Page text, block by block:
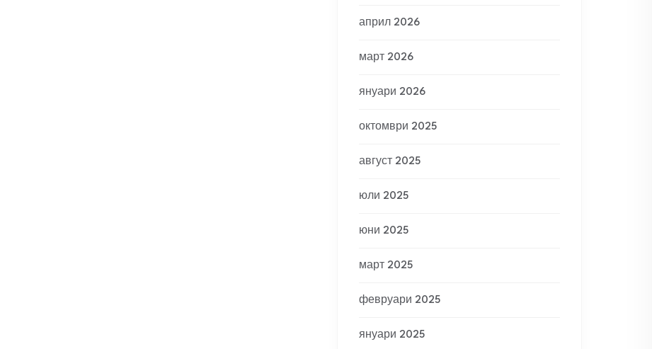
април 2026
март 2026
януари 2026
октомври 2025
август 2025
юли 2025
юни 2025
март 2025
февруари 2025
януари 2025